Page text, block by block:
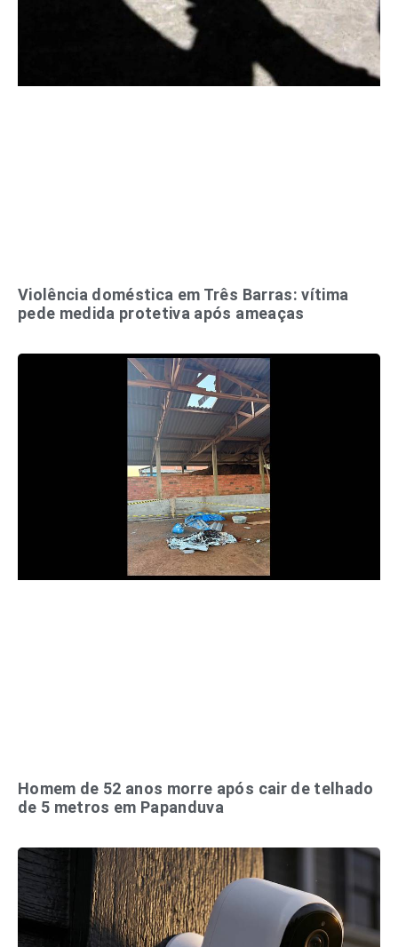
Violência doméstica em Três Barras: vítima
pede medida protetiva após ameaças
Homem de 52 anos morre após cair de telhado
de 5 metros em Papanduva